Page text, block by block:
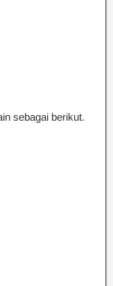
sebagai berikut.